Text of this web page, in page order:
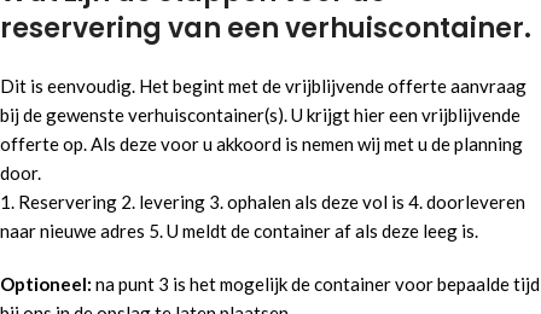
reservering van een verhuiscontainer.
Dit is eenvoudig. Het begint met de vrijblijvende offerte aanvraag
bij de gewenste verhuiscontainer(s). U krijgt hier een vrijblijvende
offerte op. Als deze voor u akkoord is nemen wij met u de planning
door.
1. Reservering 2. levering 3. ophalen als deze vol is 4. doorleveren
naar nieuwe adres 5. U meldt de container af als deze leeg is.
Optioneel: na punt 3 is het mogelijk de container voor bepaalde tijd